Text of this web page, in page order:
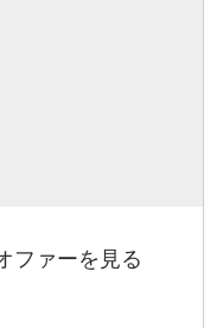
ファーを見る